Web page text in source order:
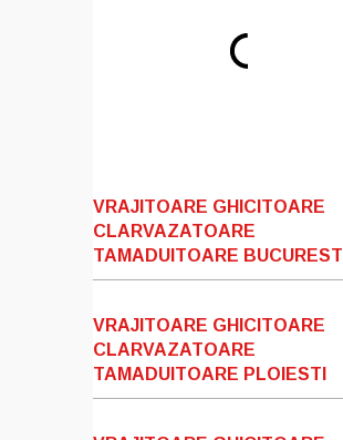
VRAJITOARE GHICITOARE
CLARVAZATOARE
TAMADUITOARE BUCURESTI
VRAJITOARE GHICITOARE
CLARVAZATOARE
TAMADUITOARE PLOIESTI